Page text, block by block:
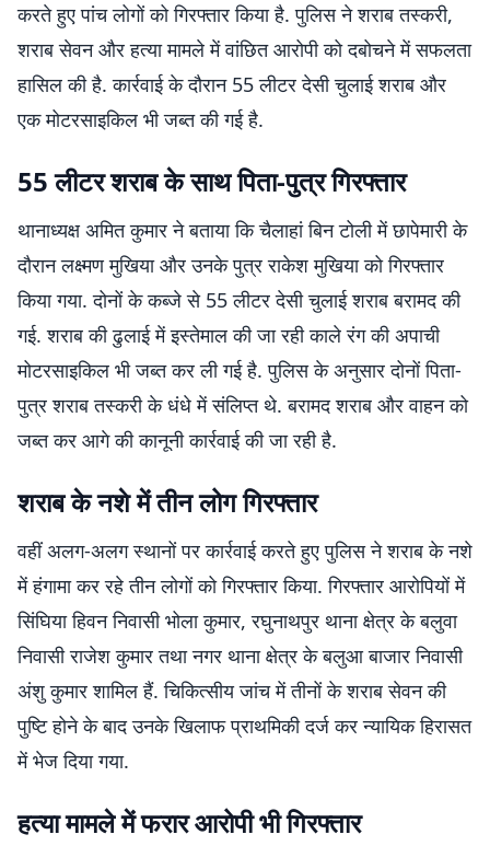
करते हुए पांच लोगों को गिरफ्तार किया है. पुलिस ने शराब तस्करी,
शराब सेवन और हत्या मामले में वांछित आरोपी को दबोचने में सफलता
हासिल की है. कार्रवाई के दौरान 55 लीटर देसी चुलाई शराब और
एक मोटरसाइकिल भी जब्त की गई है.
55 लीटर शराब के साथ पिता-पुत्र गिरफ्तार
थानाध्यक्ष अमित कुमार ने बताया कि चैलाहां बिन टोली में छापेमारी के
दौरान लक्ष्मण मुखिया और उनके पुत्र राकेश मुखिया को गिरफ्तार
किया गया. दोनों के कब्जे से 55 लीटर देसी चुलाई शराब बरामद की
गई. शराब की ढुलाई में इस्तेमाल की जा रही काले रंग की अपाची
मोटरसाइकिल भी जब्त कर ली गई है. पुलिस के अनुसार दोनों पिता-
पुत्र शराब तस्करी के धंधे में संलिप्त थे. बरामद शराब और वाहन को
जब्त कर आगे की कानूनी कार्रवाई की जा रही है.
शराब के नशे में तीन लोग गिरफ्तार
वहीं अलग-अलग स्थानों पर कार्रवाई करते हुए पुलिस ने शराब के नशे
में हंगामा कर रहे तीन लोगों को गिरफ्तार किया. गिरफ्तार आरोपियों में
सिंघिया हिवन निवासी भोला कुमार, रघुनाथपुर थाना क्षेत्र के बलुवा
निवासी राजेश कुमार तथा नगर थाना क्षेत्र के बलुआ बाजार निवासी
अंशु कुमार शामिल हैं. चिकित्सीय जांच में तीनों के शराब सेवन की
पुष्टि होने के बाद उनके खिलाफ प्राथमिकी दर्ज कर न्यायिक हिरासत
में भेज दिया गया.
हत्या मामले में फरार आरोपी भी गिरफ्तार